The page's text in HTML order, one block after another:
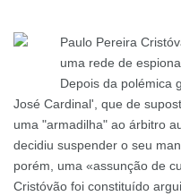
Paulo Pereira
uma rede de
Depois da polémica
José Cardinal', que de
uma "armadilha" ao árbitro
decidiu suspender o seu
porém, uma «assunção de
Cristóvão foi constituído